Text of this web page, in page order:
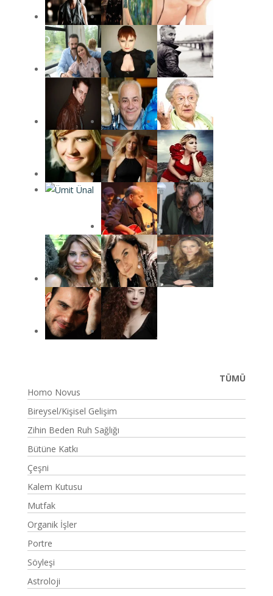
TÜMÜ
Homo Novus
Bireysel/Kişisel Gelişim
Zihin Beden Ruh Sağlığı
Bütüne Katkı
Çeşni
Kalem Kutusu
Mutfak
Organik İşler
Portre
Söyleşi
Astroloji